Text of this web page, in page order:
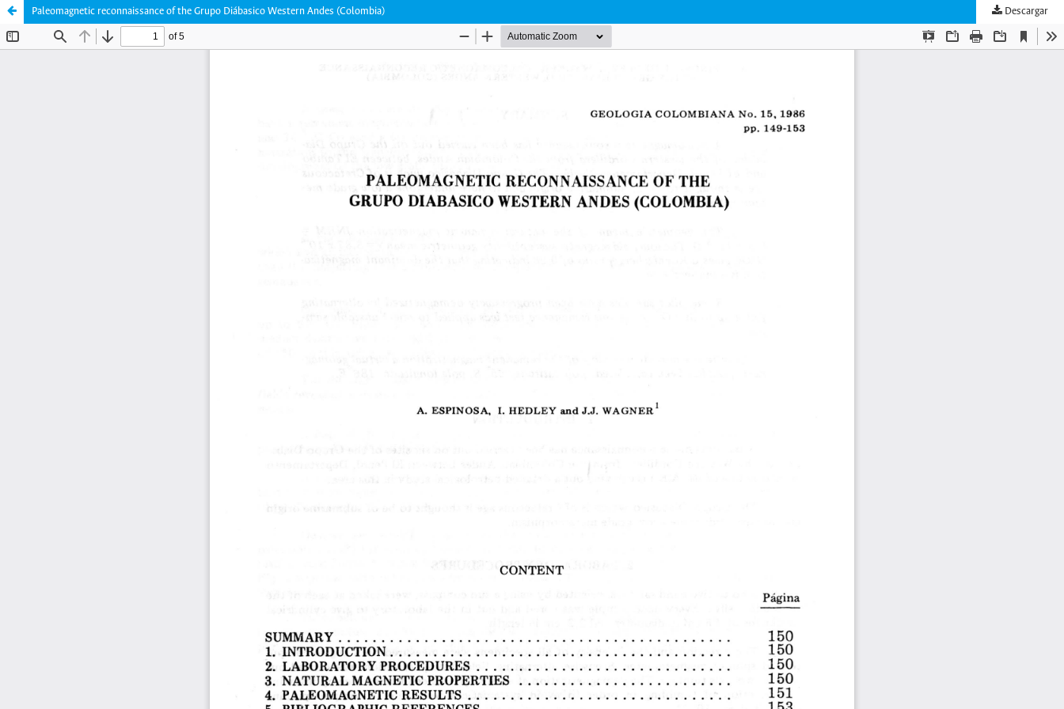
Paleomagnetic reconnaissance of the Grupo Diábasico Western Andes (Colombia) Descargar